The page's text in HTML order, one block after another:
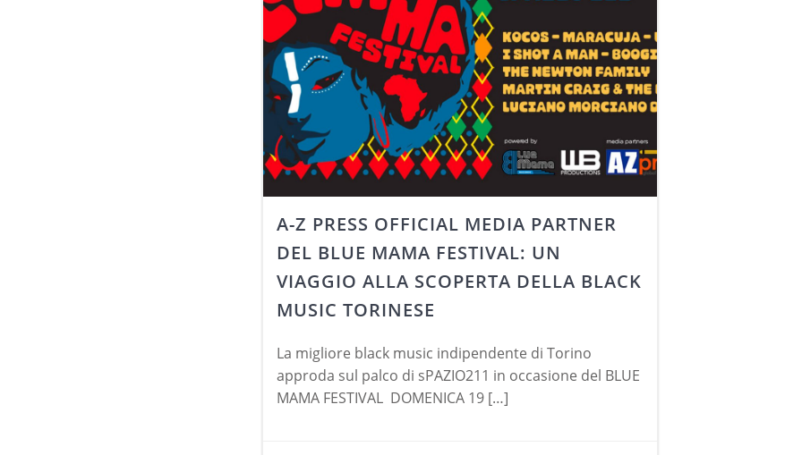
A-Z PRESS OFFICIAL MEDIA PARTNER
DEL BLUE MAMA FESTIVAL: UN
VIAGGIO ALLA SCOPERTA DELLA BLACK
MUSIC TORINESE
La migliore black music indipendente di Torino
approda sul palco di sPAZIO211 in occasione del BLUE
MAMA FESTIVAL DOMENICA 19 […]